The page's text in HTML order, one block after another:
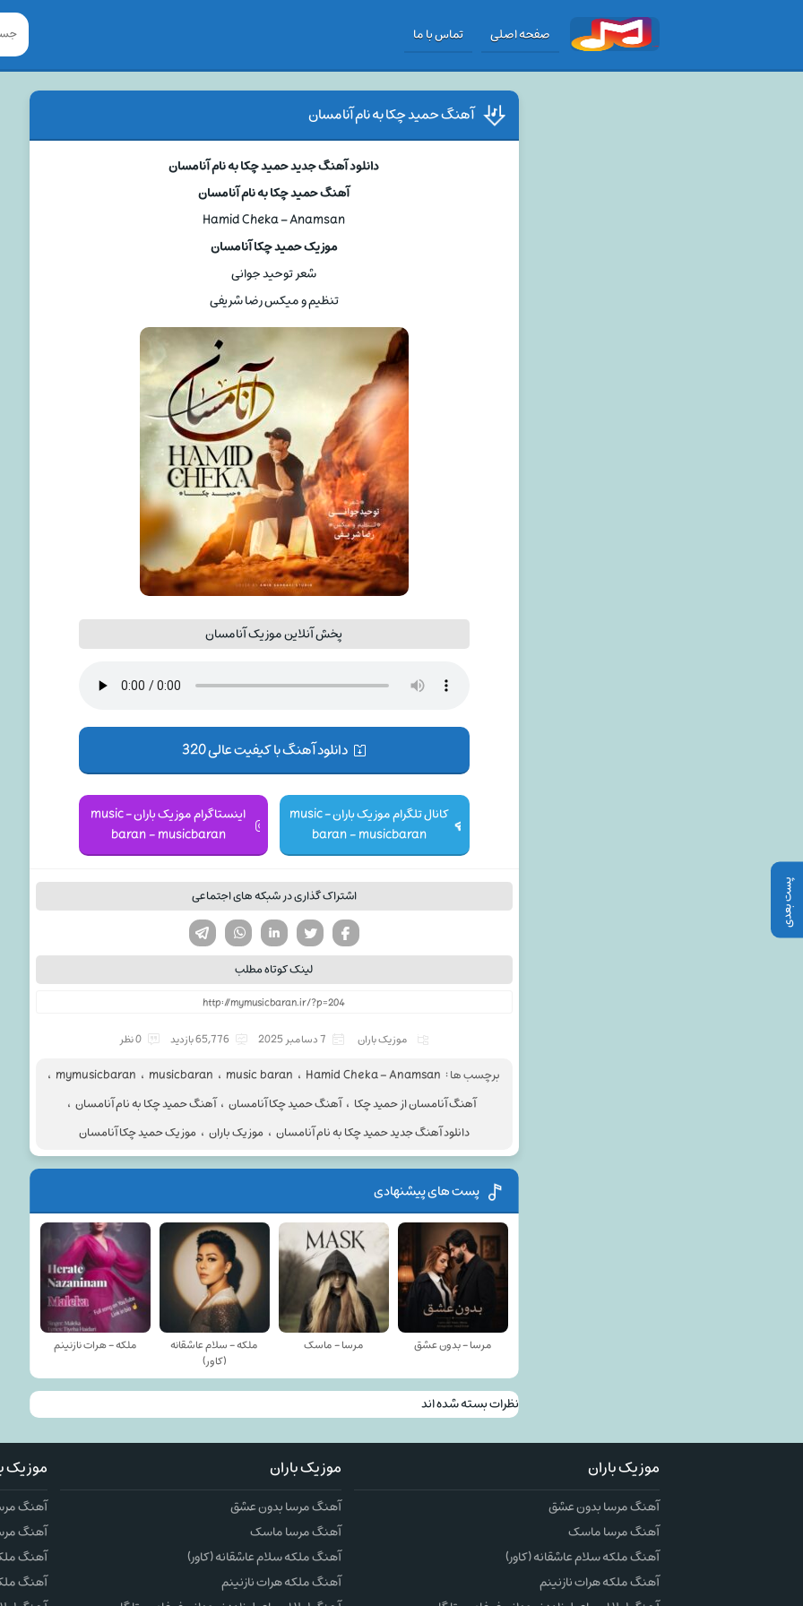
صفحه اصلی تماس با ما
پست بعدی
آهنگ حمید چکا به نام آنامسان
دانلود آهنگ جدید حمید چکا به نام آنامسان
آهنگ حمید چکا به نام آنامسان
Hamid Cheka – Anamsan
موزیک حمید چکا آنامسان
شعر توحید جوانی
تنظیم و میکس رضا شریفی
پخش آنلاین موزیک آنامسان
دانلود آهنگ با کیفیت عالی 320
کانال تلگرام موزیک باران - music
baran - musicbaran
اینستاگرام موزیک باران - music
baran - musicbaran
اشتراک گذاری در شبکه های اجتماعی
لینکدین تویتر
فیسوک
لینک کوتاه مطلب
موزیک باران 7 دسامبر 2025 65,776 بازدید 0 نظر
برچسب ها : Hamid Cheka – Anamsan ، music baran ، musicbaran ، mymusicbaran ،
آهنگ آنامسان از حمید چکا ، آهنگ حمید چکا آنامسان ، آهنگ حمید چکا به نام آنامسان ،
دانلود آهنگ جدید حمید چکا به نام آنامسان ، موزیک باران ، موزیک حمید چکا آنامسان
پست های پیشنهادی
مرسا - بدون عشق مرسا - ماسک
ملکه - سلام عاشقانه
(کاور)
ملکه - هرات نازنینم
نظرات بسته شده اند
موزیک باران
آهنگ مرسا بدون عشق
آهنگ مرسا ماسک
آهنگ ملکه سلام عاشقانه (کاور)
آهنگ ملکه هرات نازنینم
موزیک باران
آهنگ مرسا بدون عشق
آهنگ مرسا ماسک
آهنگ ملکه سلام عاشقانه (کاور)
آهنگ ملکه هرات نازنینم
موزیک
آهنگ
آهنگ
آهنگ
آهنگ